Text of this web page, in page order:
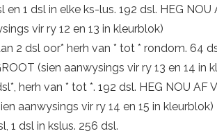
en 1 dsl in elke ks-lus. 192 dsl. HEG NOU
vir ry 12 en 13 in kleurblok)
2 dsl oor* herh van * tot * rondom. 64
(sien aanwysings vir ry 13 en 14 in
herh van * tot *. 192 dsl. HEG NOU AF
aanwysings vir ry 14 en 15 in kleurblok)
1 dsl in kslus. 256 dsl.